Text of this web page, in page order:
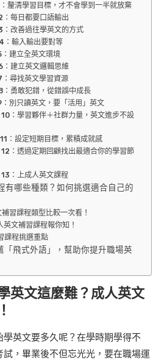
釐清學習目標，才不會學到一半就放棄
：每日都要口語輸出
：改善過往學英文的方式
：輸入輸出要對等
建立全英文環境
：建立英文邏輯思維
尋找英文學習資源
：勇敢犯錯，從錯誤中成長
別只讀英文，要「活用」英文
：學習夥伴＋社群力量，英文進步不設
：設定短期目標，累積成就感
：透過定期回顧找出最適合你的學習節
：上成人英文課程
有哪些種類？如何挑選適合自己的
習課程類型比較一次看！
英文補習課程報你知！
課程挑選重點
「飛式外語」，幫助你提升職場英
英文這麼難？ 成人英文
英文要多久呢？在學時期學得不
，畢業後不但忘光光，要在職場運